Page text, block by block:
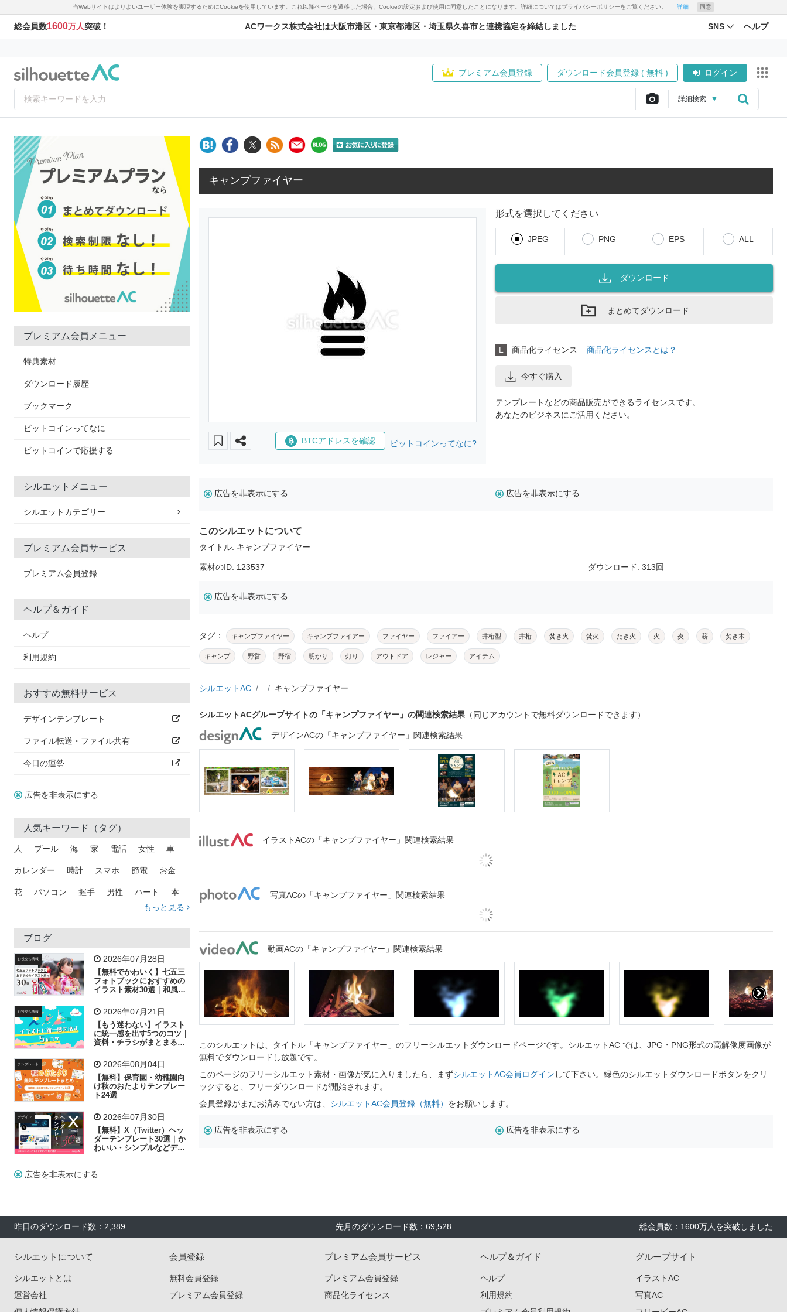
当Webサイトはよりよいユーザー体験を実現するためにCookieを使用しています。これ以降ページを遷移した場合、Cookieの設定および使用に同意したことになります。詳細についてはプライバシーポリシーをご覧ください。 詳細 同意
総会員数1600万人突破！ ACワークス株式会社は大阪市港区・東京都港区・埼玉県久喜市と連携協定を締結しました SNS ヘルプ
プレミアム会員登録 ダウンロード会員登録 ( 無料 ) ログイン
詳細検索 ▼
プレミアム会員メニュー
特典素材
ダウンロード履歴
ブックマーク
ビットコインってなに
ビットコインで応援する
シルエットメニュー
シルエットカテゴリー
プレミアム会員サービス
プレミアム会員登録
ヘルプ＆ガイド
ヘルプ
利用規約
おすすめ無料サービス
デザインテンプレート
ファイル転送・ファイル共有
今日の運勢
広告を非表示にする
人気キーワード（タグ）
人 プール 海 家 電話 女性 車
カレンダー 時計 スマホ 節電 お金
花 パソコン 握手 男性 ハート 本
トラック 木
吹き出し
飛行機 グラフ ビル 魚 家族 書類
歩く 工場 会社 太陽 キラキラ
子供 作業員 相談 ピクトグラム
もっと見る
ブログ
お役立ち情報 2026年07月28日
【無料でかわいく】七五三
フォトブックにおすすめの
イラスト素材30選｜和風の
お役立ち情報 2026年07月21日
【もう迷わない】イラスト
に統一感を出す5つのコツ｜
資料・チラシがまとまるフ
テンプレート 2026年08月04日
【無料】保育園・幼稚園向
け秋のおたよりテンプレー
ト24選
デザイン 2026年07月30日
【無料】X（Twitter）ヘッ
ダーテンプレート30選｜か
わいい・シンプルなどデザ
広告を非表示にする
キャンプファイヤー
BTCアドレスを確認 ビットコインってなに?
形式を選択してください
JPEG PNG EPS ALL
ダウンロード
まとめてダウンロード
L 商品化ライセンス 商品化ライセンスとは？
今すぐ購入
テンプレートなどの商品販売ができるライセンスです。
あなたのビジネスにご活用ください。
広告を非表示にする 広告を非表示にする
このシルエットについて
タイトル: キャンプファイヤー
素材のID: 123537 ダウンロード: 313回
広告を非表示にする
タグ： キャンプファイヤー キャンプファイアー ファイヤー ファイアー 井桁型 井桁 焚き火 焚火 たき火 火 炎 薪 焚き木
キャンプ 野営 野宿 明かり 灯り アウトドア レジャー アイテム
シルエットAC キャンプファイヤー
シルエットACグループサイトの「キャンプファイヤー」の関連検索結果 （同じアカウントで無料ダウンロードできます）
デザインACの「キャンプファイヤー」関連検索結果
イラストACの「キャンプファイヤー」関連検索結果
写真ACの「キャンプファイヤー」関連検索結果
動画ACの「キャンプファイヤー」関連検索結果
このシルエットは、タイトル「キャンプファイヤー」のフリーシルエットダウンロードページです。シルエットAC では、JPG・PNG形式の高解像度画像が
無料でダウンロードし放題です。
このページのフリーシルエット素材・画像が気に入りましたら、まずシルエットAC会員ログイン して下さい。緑色のシルエットダウンロードボタンをクリ
ックすると、フリーダウンロードが開始されます。
会員登録がまだお済みでない方は、 シルエットAC会員登録（無料） をお願いします。
広告を非表示にする 広告を非表示にする
昨日のダウンロード数：2,389 先月のダウンロード数：69,528 総会員数：1600万人を突破しました
シルエットについて
シルエットとは
運営会社
会員登録
無料会員登録
プレミアム会員登録
プレミアム会員サービス
プレミアム会員登録
商品化ライセンス
ヘルプ＆ガイド
ヘルプ
利用規約
グループサイト
イラストAC
写真AC